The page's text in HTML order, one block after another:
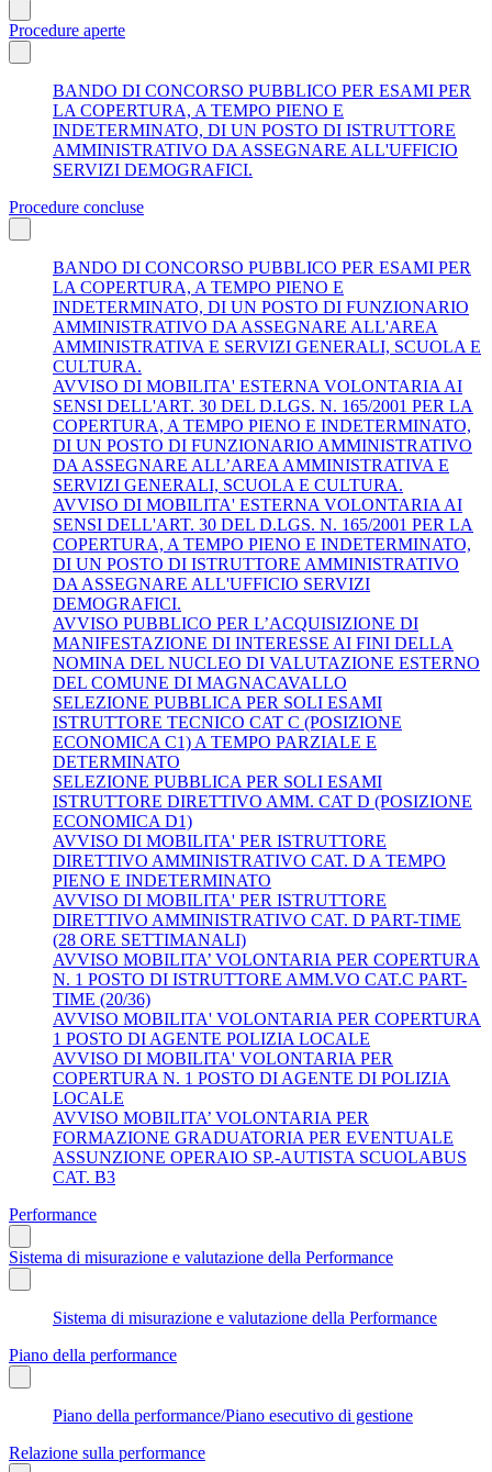
Procedure aperte
BANDO DI CONCORSO PUBBLICO PER ESAMI PER
LA COPERTURA, A TEMPO PIENO E
INDETERMINATO, DI UN POSTO DI ISTRUTTORE
AMMINISTRATIVO DA ASSEGNARE ALL'UFFICIO
SERVIZI DEMOGRAFICI.
Procedure concluse
BANDO DI CONCORSO PUBBLICO PER ESAMI PER
LA COPERTURA, A TEMPO PIENO E
INDETERMINATO, DI UN POSTO DI FUNZIONARIO
AMMINISTRATIVO DA ASSEGNARE ALL'AREA
AMMINISTRATIVA E SERVIZI GENERALI, SCUOLA E
CULTURA.
AVVISO DI MOBILITA' ESTERNA VOLONTARIA AI
SENSI DELL'ART. 30 DEL D.LGS. N. 165/2001 PER LA
COPERTURA, A TEMPO PIENO E INDETERMINATO,
DI UN POSTO DI FUNZIONARIO AMMINISTRATIVO
DA ASSEGNARE ALL’AREA AMMINISTRATIVA E
SERVIZI GENERALI, SCUOLA E CULTURA.
AVVISO DI MOBILITA' ESTERNA VOLONTARIA AI
SENSI DELL'ART. 30 DEL D.LGS. N. 165/2001 PER LA
COPERTURA, A TEMPO PIENO E INDETERMINATO,
DI UN POSTO DI ISTRUTTORE AMMINISTRATIVO
DA ASSEGNARE ALL'UFFICIO SERVIZI
DEMOGRAFICI.
AVVISO PUBBLICO PER L’ACQUISIZIONE DI
MANIFESTAZIONE DI INTERESSE AI FINI DELLA
NOMINA DEL NUCLEO DI VALUTAZIONE ESTERNO
DEL COMUNE DI MAGNACAVALLO
SELEZIONE PUBBLICA PER SOLI ESAMI
ISTRUTTORE TECNICO CAT C (POSIZIONE
ECONOMICA C1) A TEMPO PARZIALE E
DETERMINATO
SELEZIONE PUBBLICA PER SOLI ESAMI
ISTRUTTORE DIRETTIVO AMM. CAT D (POSIZIONE
ECONOMICA D1)
AVVISO DI MOBILITA' PER ISTRUTTORE
DIRETTIVO AMMINISTRATIVO CAT. D A TEMPO
PIENO E INDETERMINATO
AVVISO DI MOBILITA' PER ISTRUTTORE
DIRETTIVO AMMINISTRATIVO CAT. D PART-TIME
(28 ORE SETTIMANALI)
AVVISO MOBILITA’ VOLONTARIA PER COPERTURA
N. 1 POSTO DI ISTRUTTORE AMM.VO CAT.C PART-
TIME (20/36)
AVVISO MOBILITA' VOLONTARIA PER COPERTURA
1 POSTO DI AGENTE POLIZIA LOCALE
AVVISO DI MOBILITA' VOLONTARIA PER
COPERTURA N. 1 POSTO DI AGENTE DI POLIZIA
LOCALE
AVVISO MOBILITA’ VOLONTARIA PER
FORMAZIONE GRADUATORIA PER EVENTUALE
ASSUNZIONE OPERAIO SP.-AUTISTA SCUOLABUS
CAT. B3
Performance
Sistema di misurazione e valutazione della Performance
Sistema di misurazione e valutazione della Performance
Piano della performance
Piano della performance/Piano esecutivo di gestione
Relazione sulla performance